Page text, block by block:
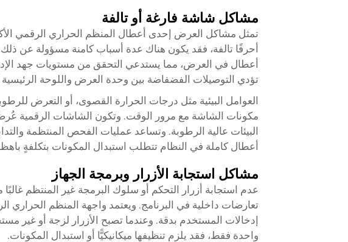
مشاكل شاشة فارغة أو تالفة
تمثل مشاكل العرض إحدى أعطال المنظم الحراري الرقمي
أحرفًا تالفة، فقد يكون هناك عدة أسباب كامنة مسؤولة عن
أعطال في العرض، مما يستدعي التحقق من مستويات جهد
تؤدي التوصيلات الفضفاضة بين وحدة العرض واللوحة
العوامل البيئية مثل درجات الحرارة القصوى، أو التعرض
مكونات الشاشة مع مرور الوقت. وتكون الشاشات الرقمية
البيئات عالية الرطوبة. وتساعد عمليات الفحص المنتظمة
أعطال كاملة في النظام تتطلب استبدال المكونات بتكلفةٍ
مشاكل استجابة الأزرار وبرمجة الجهاز
عدم استجابة أزرار التحكم أو سلوك البرمجة غير المنتظم
تعارضات داخلية في البرنامج. ويعتمد واجهة المنظم
إدخالات المستخدم بدقة. وعندما تصبح الأزرار لزجة أو غير
واحدة فقط، فقد يلزم تنظيفها ميكانيكيًّا أو استبدال المكونات.